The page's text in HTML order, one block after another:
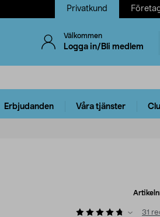
Privatkund
Välkommen
Logga in/Bli medlem
Erbjudanden Våra tjänster
31